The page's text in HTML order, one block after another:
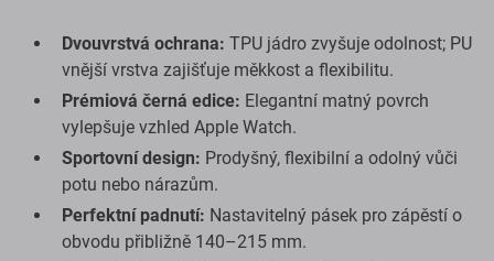
Dvouvrstvá ochrana: TPU jádro zvyšuje odolnost; PU
vnější vrstva zajišťuje měkkost a flexibilitu.
Prémiová černá edice: Elegantní matný povrch
vylepšuje vzhled Apple Watch.
Sportovní design: Prodyšný, flexibilní a odolný vůči
potu nebo nárazům.
Perfektní padnutí: Nastavitelný pásek pro zápěstí o
obvodu přibližně 140–215 mm.